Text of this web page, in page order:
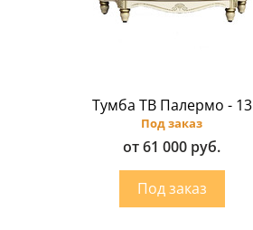
Тумба ТВ Палермо - 13
Под заказ
от 61 000 руб.